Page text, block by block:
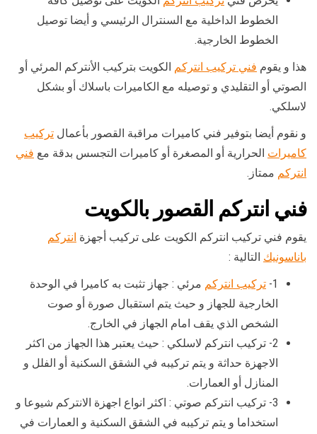
الخطوط الداخلية مع السنترال الرئيسي و أيضا توصيل
الخطوط الخارجية.
هذا و يقوم فني تركيب انتركم الكويت بتركيب الأنتركم المرئي أو
الصوتي أو التقليدي و توصيله مع الكاميرات باسلاك أو بشكل
لاسلكي.
و نقوم أيضا بتوفير فني كاميرات مراقبة القصور بأعمال تركيب
كاميرات الحرارية أو المصغرة أو كاميرات التجسس بدقة مع فني
انتركم ممتاز.
فني انتركم القصور بالكويت
يقوم فني تركيب انتركم الكويت على تركيب أجهزة انتركم
باناسونيك التالية :
1- تركيب انتركم مرئي : جهاز تثبت به كاميرا في الوحدة
الخارجية للجهاز و حيث يتم استقبال صورة أو صوت
الشخص الذي يقف امام الجهاز في الخارج.
2- تركيب انتركم لاسلكي : حيث يعتبر هذا الجهاز من اكثر
الاجهزة حداثة و يتم تركيبه في الشقق السكنية أو الفلل و
المنازل أو العمارات.
3- تركيب انتركم صوتي : اكثر انواع اجهزة الانتركم شيوعا و
استخداما و يتم تركيبه في الشقق السكنية و العمارات في